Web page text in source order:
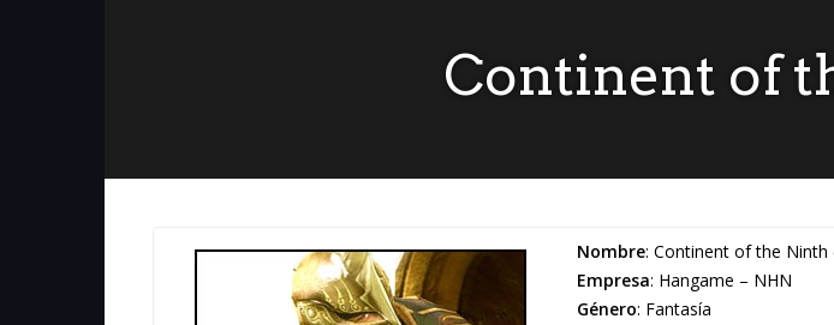
Continent of
Nombre: Continent of the Ninth
Empresa: Hangame – NHN
Género: Fantasía